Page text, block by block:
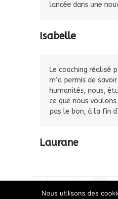
lancée dans une
Isabelle
Le coaching réalisé
m’a permis de
humanités, nous,
ce que nous
pas le bon, à la fin
Laurane
Nous utilisons des